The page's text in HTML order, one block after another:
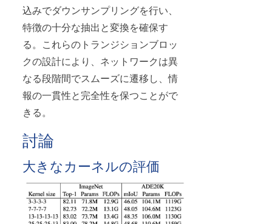
込みでダウンサンプリングを行い、
特徴の十分な抽出と変換を確保す
る。これらのトランジションブロッ
クの設計により、ネットワークは異
なる段階間でスムーズに遷移し、情
報の一貫性と完全性を保つことがで
きる。
討論
大きなカーネルの評価